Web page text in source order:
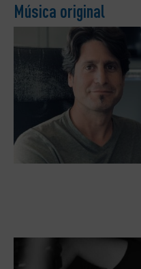
Música original